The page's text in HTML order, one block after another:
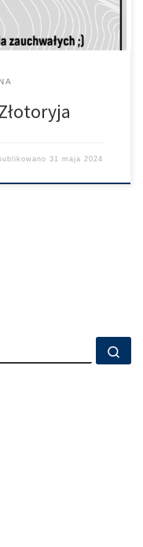
31 maja 2024